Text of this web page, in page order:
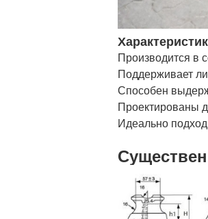
Производится в
Поддерживает
Способен
Проектированы
Идеально